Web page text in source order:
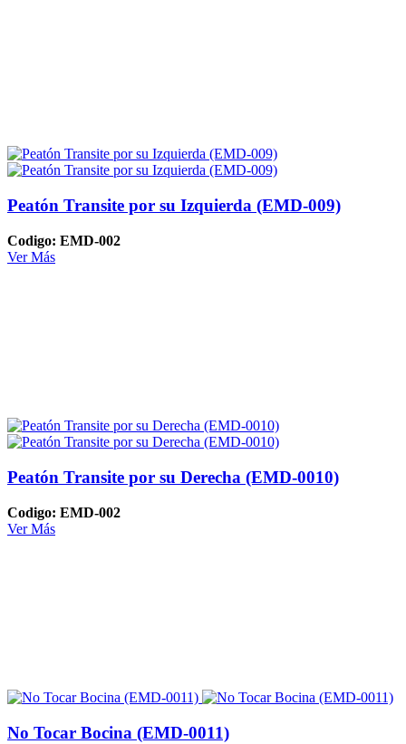
Peatón Transite por su Izquierda (EMD-009)
Codigo: EMD-002
Ver Más
Peatón Transite por su Derecha (EMD-0010)
Codigo: EMD-002
Ver Más
No Tocar Bocina (EMD-0011)